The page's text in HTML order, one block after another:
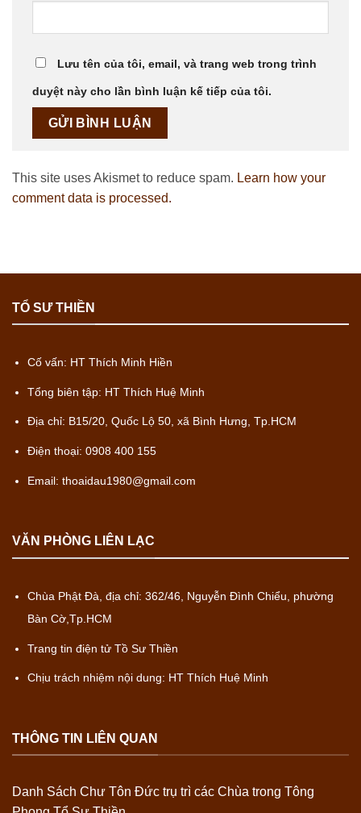
Lưu tên của tôi, email, và trang web trong trình
duyệt này cho lần bình luận kế tiếp của tôi.
This site uses Akismet to reduce spam. Learn how your
comment data is processed.
TỔ SƯ THIỀN
Cố vấn: HT Thích Minh Hiền
Tổng biên tập: HT Thích Huệ Minh
Địa chỉ: B15/20, Quốc Lộ 50, xã Bình Hưng, Tp.HCM
Điện thoại: 0908 400 155
Email: thoaidau1980@gmail.com
VĂN PHÒNG LIÊN LẠC
Chùa Phật Đà, địa chỉ: 362/46, Nguyễn Đình Chiểu, phường
Bàn Cờ,Tp.HCM
Trang tin điện tử Tồ Sư Thiền
Chịu trách nhiệm nội dung: HT Thích Huệ Minh
THÔNG TIN LIÊN QUAN
Danh Sách Chư Tôn Đức trụ trì các Chùa trong Tông